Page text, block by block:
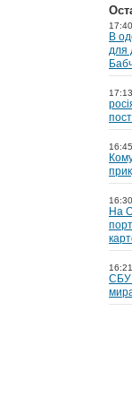
В
для
На
СБУ